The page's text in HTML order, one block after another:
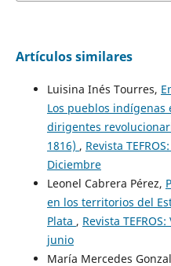
Artículos similares
Luisina Inés Tourres,
Los pueblos indígenas
dirigentes
1816) , Revista
Diciembre
Leonel Cabrera Pérez,
en los territorios del
Plata , Revista
junio
María Mercedes